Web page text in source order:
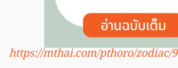
https://mthai.com/pthoro/zodiac/9